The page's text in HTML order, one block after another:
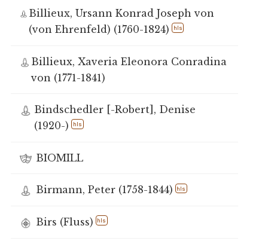
Billieux, Ursann Konrad Joseph von
(von Ehrenfeld) (1760-1824)
hls
Billieux, Xaveria Eleonora Conradina
von (1771-1841)
Bindschedler [-Robert], Denise
(1920-)
hls
BIOMILL
Birmann, Peter (1758-1844) hls
Birs (Fluss) hls